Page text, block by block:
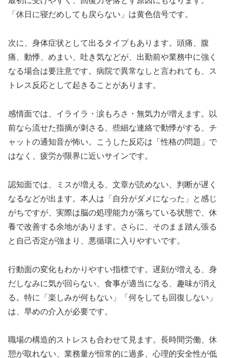
「休日に寝だめしても戻らない」は黄色信号です。
次に、身体症状として出るタイプもあります。頭痛、腹
痛、動悸、めまい、吐き気などが、出勤前や業務中に強く
なる場合は要注意です。病院で異常なしと言われても、ス
トレス反応として起きることがあります。
感情面では、イライラ・涙もろさ・無気力が増えます。以
前なら流せた指摘が刺さる、些細な連絡で動悸がする、チ
ャットの通知音が怖い。こうした反応は「性格の問題」で
はなく、疲労が限界に近いサインです。
認知面では、ミスが増える、文章が読めない、判断が遅く
なるなどが出ます。本人は「自分がダメになった」と感じ
がちですが、実際は脳の処理能力が落ちている状態で、休
養で改善する余地があります。さらに、そのまま踏ん張る
と自己否定が強まり、悪循環に入りやすいです。
行動面の変化もわかりやすい指標です。遅刻が増える、身
だしなみに気が回らない、食事が適当になる、趣味が消え
る。特に「楽しみが何もない」「何をしても回復しない」
は、早めの介入が必要です。
職場の構造的ストレスも合わせて見ます。長時間労働、休
憩が取れない、業務量が恒常的に過多、心理的安全性が低